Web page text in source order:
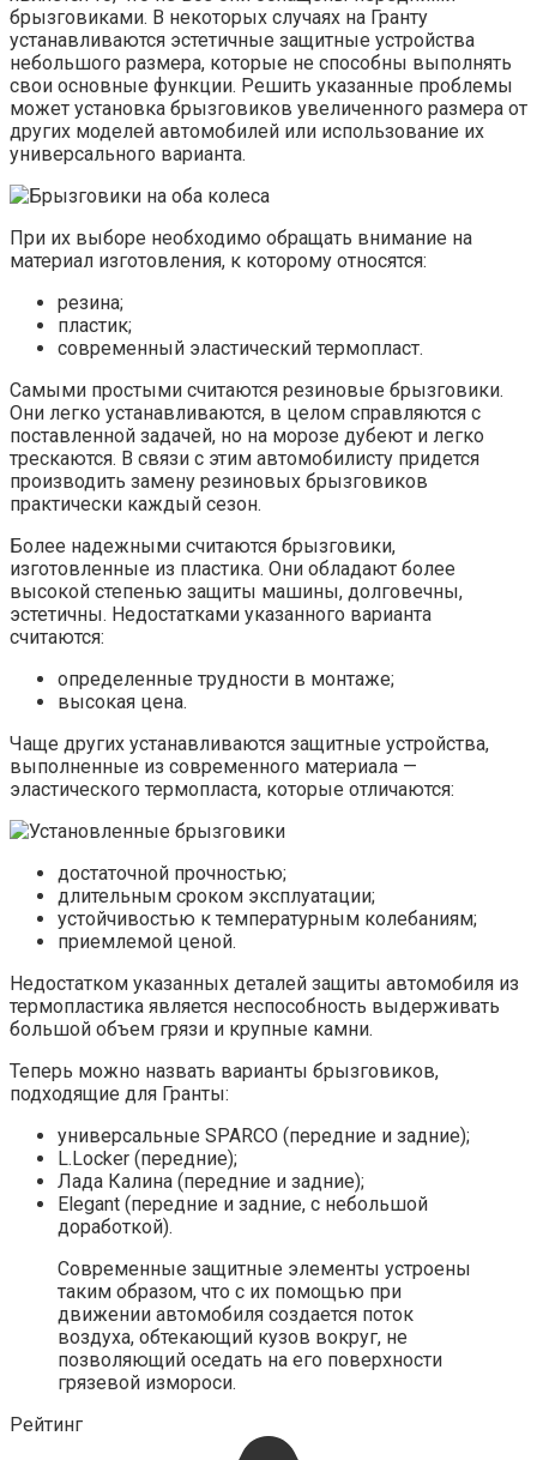
брызговиками. В некоторых случаях на Гранту
устанавливаются эстетичные защитные устройства
небольшого размера, которые не способны выполнять
свои основные функции. Решить указанные проблемы
может установка брызговиков увеличенного размера от
других моделей автомобилей или использование их
универсального варианта.
При их выборе необходимо обращать внимание на
материал изготовления, к которому относятся:
резина;
пластик;
современный эластический термопласт.
Самыми простыми считаются резиновые брызговики.
Они легко устанавливаются, в целом справляются с
поставленной задачей, но на морозе дубеют и легко
трескаются. В связи с этим автомобилисту придется
производить замену резиновых брызговиков
практически каждый сезон.
Более надежными считаются брызговики,
изготовленные из пластика. Они обладают более
высокой степенью защиты машины, долговечны,
эстетичны. Недостатками указанного варианта
считаются:
определенные трудности в монтаже;
высокая цена.
Чаще других устанавливаются защитные устройства,
выполненные из современного материала —
эластического термопласта, которые отличаются:
достаточной прочностью;
длительным сроком эксплуатации;
устойчивостью к температурным колебаниям;
приемлемой ценой.
Недостатком указанных деталей защиты автомобиля из
термопластика является неспособность выдерживать
большой объем грязи и крупные камни.
Теперь можно назвать варианты брызговиков,
подходящие для Гранты:
универсальные SPARCO (передние и задние);
L.Locker (передние);
Лада Калина (передние и задние);
Elegant (передние и задние, с небольшой
доработкой).
Современные защитные элементы устроены
таким образом, что с их помощью при
движении автомобиля создается поток
воздуха, обтекающий кузов вокруг, не
позволяющий оседать на его поверхности
грязевой измороси.
Рейтинг